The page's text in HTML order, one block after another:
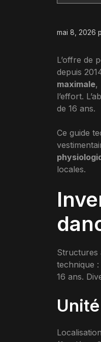
mai 8, 2026
L’offre de
depuis
maximale,
l’effort.
de 16 ans.
Ce guide
locales.
Structures
technique :
16 ans.